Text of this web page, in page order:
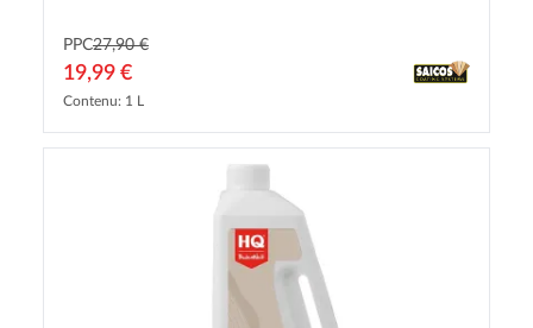
PPC27,90 €
19,99 €
Contenu: 1 L